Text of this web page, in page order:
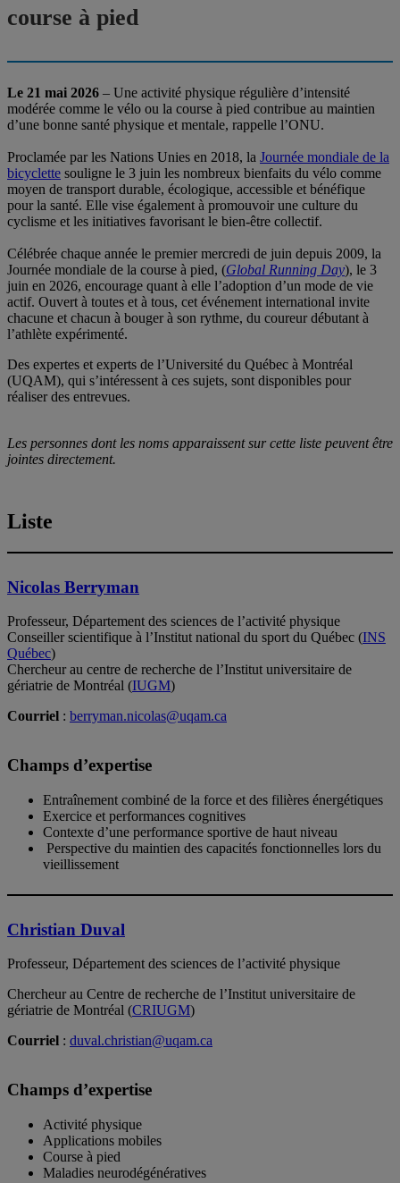
course à pied
Le 21 mai 2026 – Une activité physique régulière d’intensité
modérée comme le vélo ou la course à pied contribue au maintien
d’une bonne santé physique et mentale, rappelle l’ONU.
Proclamée par les Nations Unies en 2018, la Journée mondiale de la
bicyclette souligne le 3 juin les nombreux bienfaits du vélo comme
moyen de transport durable, écologique, accessible et bénéfique
pour la santé. Elle vise également à promouvoir une culture du
cyclisme et les initiatives favorisant le bien-être collectif.
Célébrée chaque année le premier mercredi de juin depuis 2009, la
Journée mondiale de la course à pied, (Global Running Day), le 3
juin en 2026, encourage quant à elle l’adoption d’un mode de vie
actif. Ouvert à toutes et à tous, cet événement international invite
chacune et chacun à bouger à son rythme, du coureur débutant à
l’athlète expérimenté.
Des expertes et experts de l’Université du Québec à Montréal
(UQAM), qui s’intéressent à ces sujets, sont disponibles pour
réaliser des entrevues.
Les personnes dont les noms apparaissent sur cette liste peuvent être
jointes directement.
Liste
Nicolas Berryman
Professeur, Département des sciences de l’activité physique
Conseiller scientifique à l’Institut national du sport du Québec (INS
Québec)
Chercheur au centre de recherche de l’Institut universitaire de
gériatrie de Montréal (IUGM)
Courriel : berryman.nicolas@uqam.ca
Champs d’expertise
Entraînement combiné de la force et des filières énergétiques
Exercice et performances cognitives
Contexte d’une performance sportive de haut niveau
Perspective du maintien des capacités fonctionnelles lors du
vieillissement
Christian Duval
Professeur, Département des sciences de l’activité physique
Chercheur au Centre de recherche de l’Institut universitaire de
gériatrie de Montréal (CRIUGM)
Courriel : duval.christian@uqam.ca
Champs d’expertise
Activité physique
Applications mobiles
Course à pied
Maladies neurodégénératives